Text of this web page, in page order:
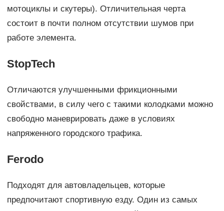
мотоциклы и скутеры). Отличительная черта
состоит в почти полном отсутствии шумов при
работе элемента.
StopTech
Отличаются улучшенными фрикционными
свойствами, в силу чего с такими колодками можно
свободно маневрировать даже в условиях
напряженного городского трафика.
Ferodo
Подходят для автовладельцев, которые
предпочитают спортивную езду. Один из самых